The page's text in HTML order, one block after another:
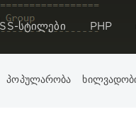
სტილები PHP
პოპულარობა